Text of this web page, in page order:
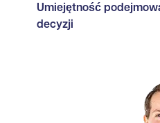
Umiejętność
decyzji